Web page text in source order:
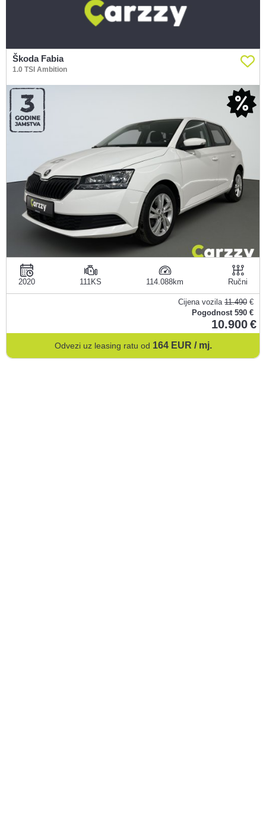
Škoda Fabia
1.0 TSI Ambition
2020 111KS 114.088 Ručni
Cijena vozila 11.490 €
Pogodnost 590 €
10.900
Odvezi uz leasing ratu od 164 EUR / mj.